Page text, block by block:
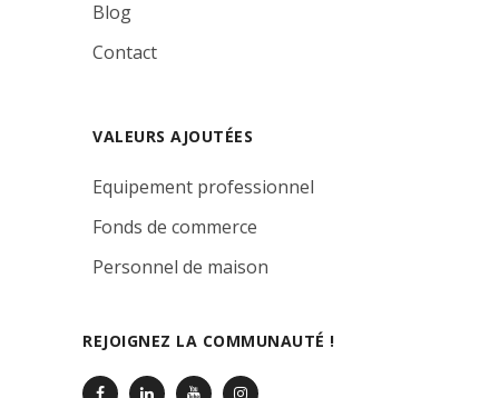
Blog
Contact
VALEURS AJOUTÉES
Equipement professionnel
Fonds de commerce
Personnel de maison
REJOIGNEZ LA COMMUNAUTÉ !